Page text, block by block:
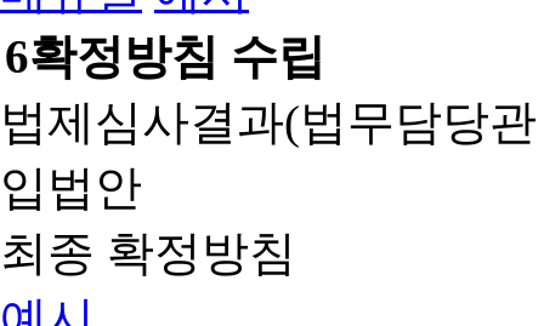
6확정방침 수립
법제심사결과(법무담당
입법안
최종 확정방침